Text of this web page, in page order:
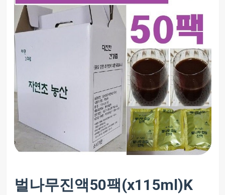
벌나무진액50팩(x115ml)K